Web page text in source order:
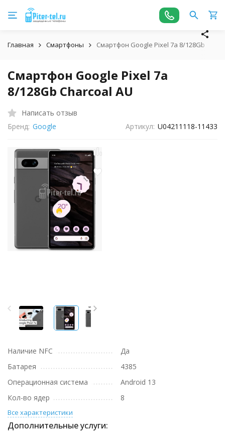
Главная Смартфоны Смартфон Google Pixel 7a 8/128Gb
Смартфон Google Pixel 7a
8/128Gb Charcoal AU
Написать отзыв
Бренд: Google Артикул: U04211118-11433
Наличие NFC
Да
Батарея
4385
Операционная система
Android 13
Кол-во ядер
8
Все характеристики
Дополнительные услуги: